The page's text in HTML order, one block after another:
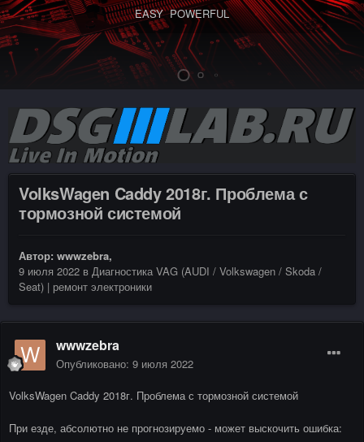
EASY POWERFUL
VolksWagen Caddy 2018г. Проблема с
тормозной системой
Автор: wwwzebra,
9 июля 2022 в Диагностика VAG (AUDI / Volkswagen / Skoda /
Seat) | ремонт электроники
wwwzebra
Опубликовано: 9 июля 2022
VolksWagen Caddy 2018г. Проблема с тормозной системой
При езде, абсолютно не прогнозируемо - может выскочить ошибка: